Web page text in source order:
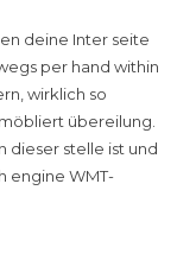
deine Inter seite
per hand within
wirklich so
übereilung.
dieser stelle ist und
engine WMT-